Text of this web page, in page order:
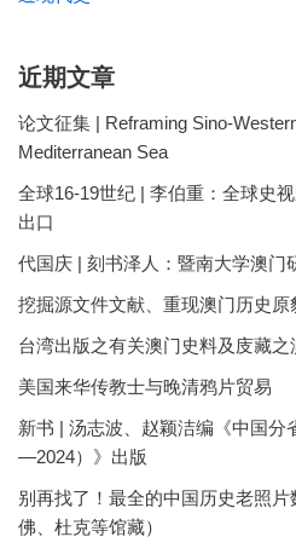
近期文章
论文征集 | Reframing Sino-
Mediterranean Sea
全球16-19世纪 | 李伯重：全球史
出口
代国庆 | 刻书泽人：暨南大学澳门
挖掘源文件文献、重现澳门历史原
台湾出版之有关澳门史料及庋藏之
美国来华传教士与晚清鸦片贸易
新书 | 汤志波、赵颖洁编《中国分
—2024）》出版
别再找了！最全的中国历史老照
佛、杜克等馆藏）